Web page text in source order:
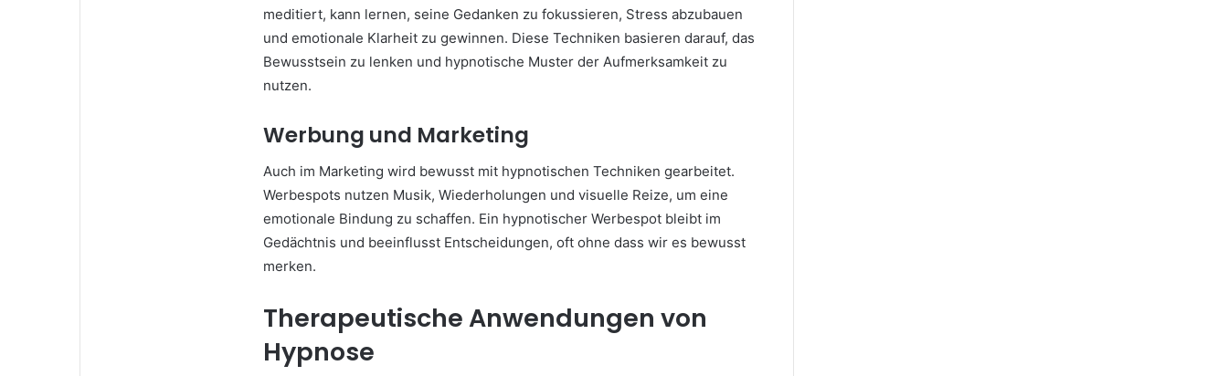
meditiert, kann lernen, seine Gedanken zu fokussieren, Stress abzubauen
und emotionale Klarheit zu gewinnen. Diese Techniken basieren darauf, das
Bewusstsein zu lenken und hypnotische Muster der Aufmerksamkeit zu
nutzen.
Werbung und Marketing
Auch im Marketing wird bewusst mit hypnotischen Techniken gearbeitet.
Werbespots nutzen Musik, Wiederholungen und visuelle Reize, um eine
emotionale Bindung zu schaffen. Ein hypnotischer Werbespot bleibt im
Gedächtnis und beeinflusst Entscheidungen, oft ohne dass wir es bewusst
merken.
Therapeutische Anwendungen von
Hypnose